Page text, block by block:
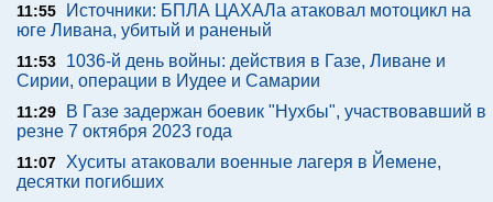
11:55
Источники: БПЛА ЦАХАЛа атаковал мотоцикл на
юге Ливана, убитый и раненый
11:53
1036-й день войны: действия в Газе, Ливане и
Сирии, операции в Иудее и Самарии
11:29
В Газе задержан боевик "Нухбы", участвовавший в
резне 7 октября 2023 года
11:07
Хуситы атаковали военные лагеря в Йемене,
десятки погибших